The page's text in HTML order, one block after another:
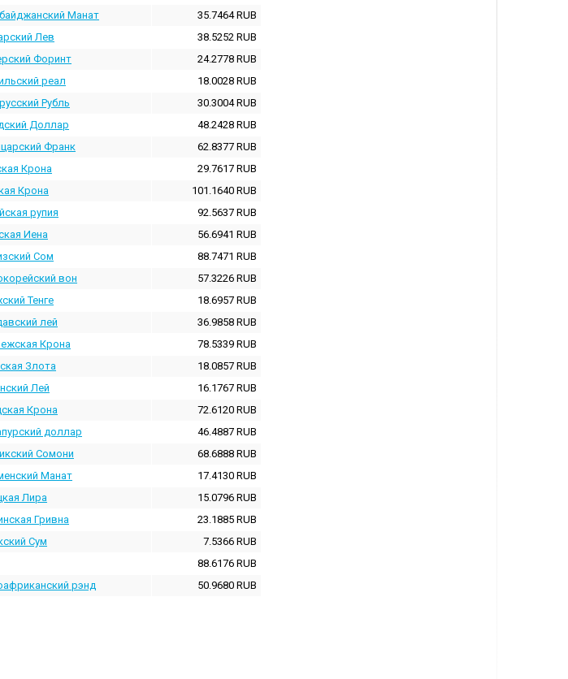
Манат 35.7464RUB
Лев 38.5252 RUB
Форинт 24.2778 RUB
реал 18.0028 RUB
Рубль 30.3004RUB
Доллар 48.2428 RUB
Франк 62.8377 RUB
Крона 29.7617 RUB
Крона 101.1640 RUB
pупия 92.5637 RUB
Иена 56.6941 RUB
Сом 88.7471 RUB
вон 57.3226 RUB
Тенге 18.6957 RUB
лей 36.9858 RUB
Крона 78.5339 RUB
Злота 18.0857 RUB
Лей 16.1767 RUB
Крона 72.6120 RUB
доллар 46.4887 RUB
Сомони 68.6888 RUB
Манат 17.4130 RUB
Лира 15.0796 RUB
Гривна 23.1885 RUB
Сум 7.5366 RUB
88.6176 RUB
рэнд 50.9680 RUB